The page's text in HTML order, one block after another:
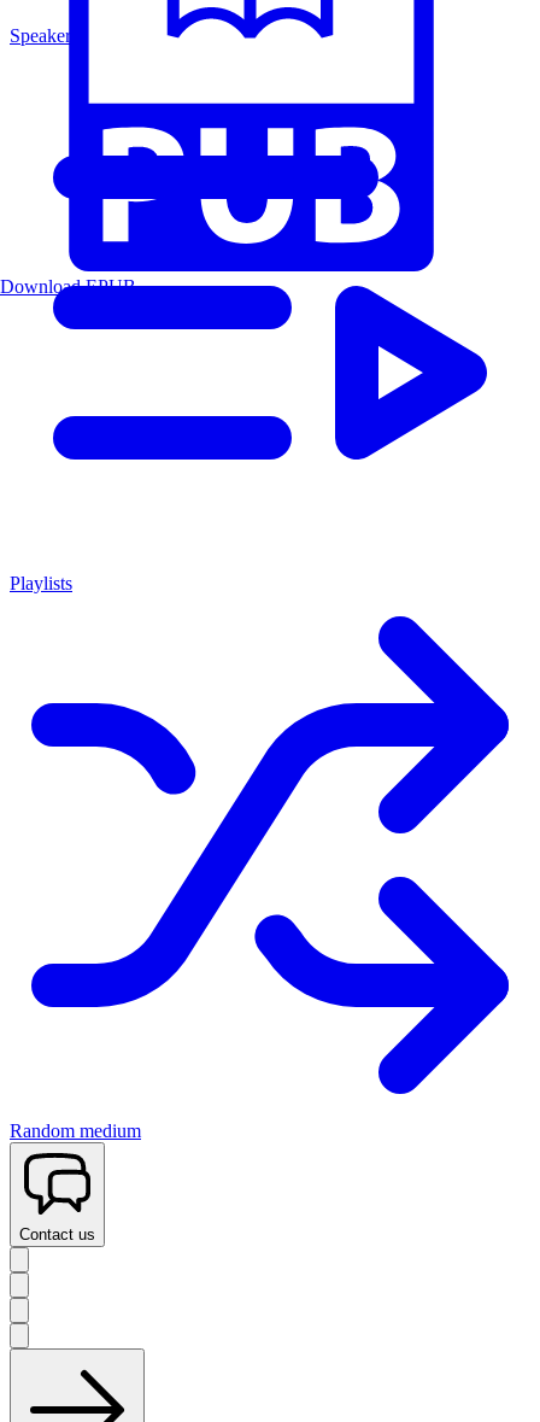
Speakers
Playlists
Random medium
Contact us
Download EPUB